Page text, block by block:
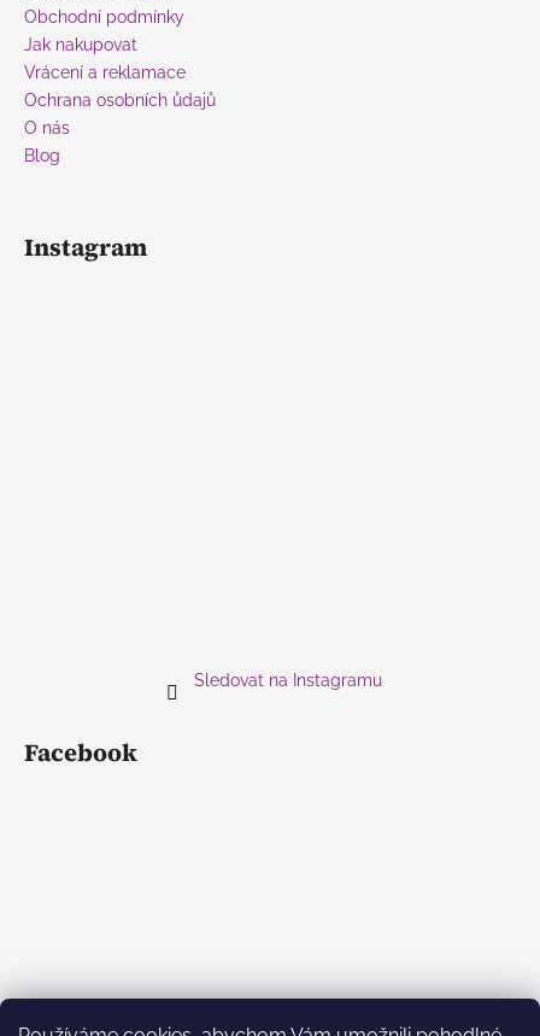
Obchodní podmínky
Jak nakupovat
Vrácení a reklamace
Ochrana osobních ůdajů
O nás
Blog
Instagram
Sledovat na Instagramu
Facebook